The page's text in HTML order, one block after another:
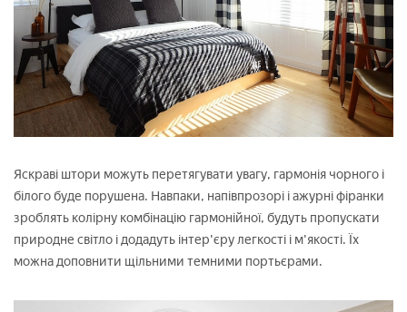
Яскраві штори можуть перетягувати увагу, гармонія чорного і
білого буде порушена. Навпаки, напівпрозорі і ажурні фіранки
зроблять колірну комбінацію гармонійної, будуть пропускати
природне світло і додадуть інтер'єру легкості і м'якості. Їх
можна доповнити щільними темними портьєрами.